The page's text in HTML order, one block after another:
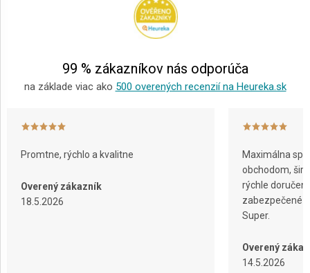
99 % zákazníkov nás odporúča
na základe viac ako 500 overených recenzií na Heureka.sk
Promtne, rýchlo a kvalitne
Overený zákazník
18.5.2026
Maximálna
obchodom,
rýchle
zabezpečené
Super.
Overený
14.5.2026